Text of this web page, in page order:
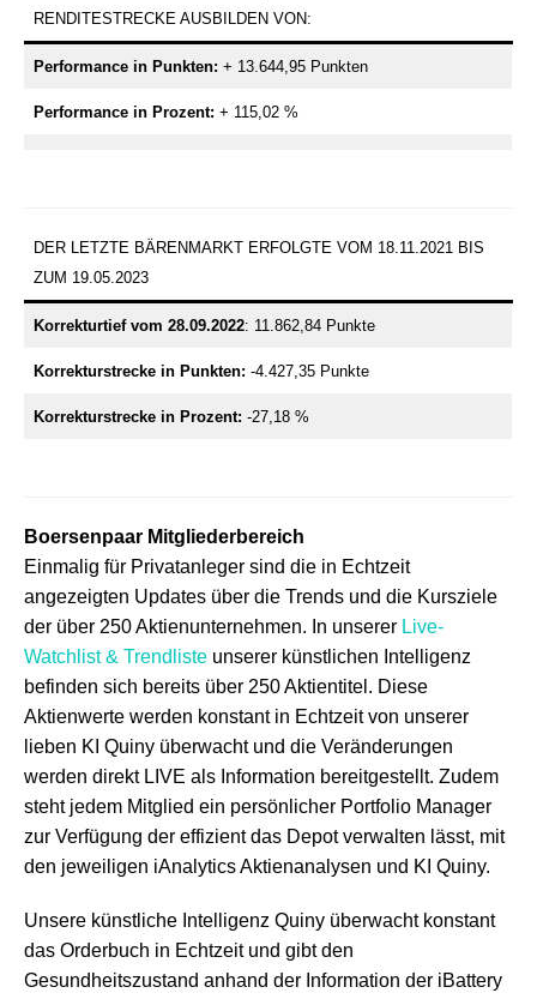
RENDITESTRECKE AUSBILDEN VON:
Performance in Punkten: + 13.644,95 Punkten
Performance in Prozent: + 115,02 %
DER LETZTE BÄRENMARKT ERFOLGTE VOM 18.11.2021 BIS
ZUM 19.05.2023
Korrekturtief vom 28.09.2022: 11.862,84 Punkte
Korrekturstrecke in Punkten: -4.427,35 Punkte
Korrekturstrecke in Prozent: -27,18 %
Boersenpaar Mitgliederbereich
Einmalig für Privatanleger sind die in Echtzeit
angezeigten Updates über die Trends und die Kursziele
der über 250 Aktienunternehmen. In unserer Live-
Watchlist & Trendliste unserer künstlichen Intelligenz
befinden sich bereits über 250 Aktientitel. Diese
Aktienwerte werden konstant in Echtzeit von unserer
lieben KI Quiny überwacht und die Veränderungen
werden direkt LIVE als Information bereitgestellt. Zudem
steht jedem Mitglied ein persönlicher Portfolio Manager
zur Verfügung der effizient das Depot verwalten lässt, mit
den jeweiligen iAnalytics Aktienanalysen und KI Quiny.
Unsere künstliche Intelligenz Quiny überwacht konstant
das Orderbuch in Echtzeit und gibt den
Gesundheitszustand anhand der Information der iBattery